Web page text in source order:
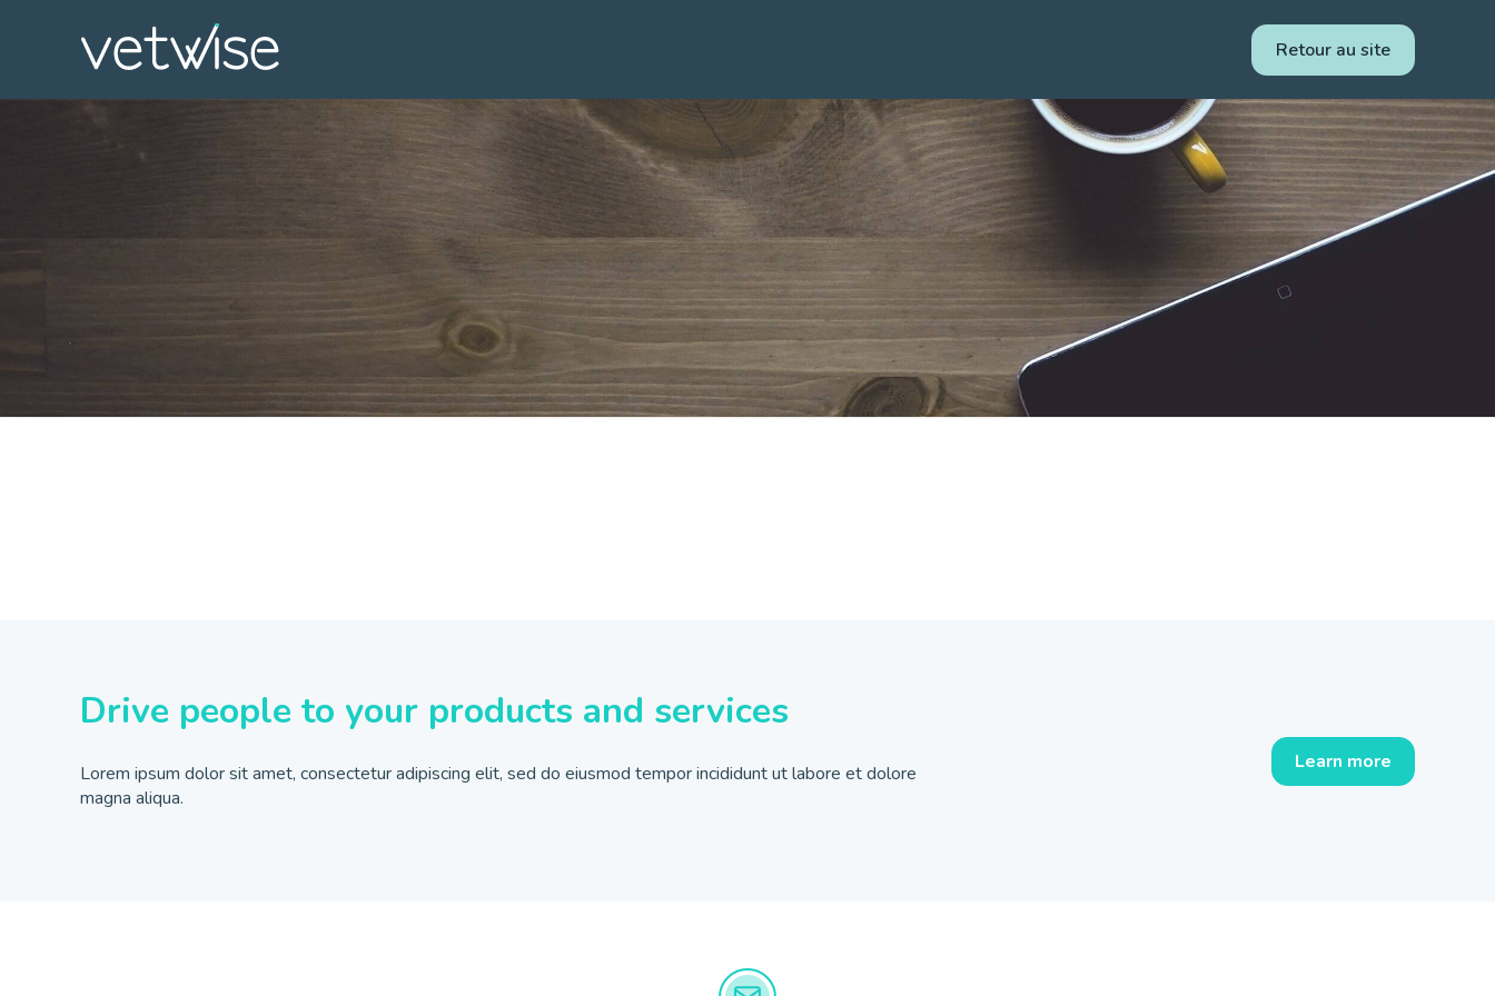
Retour au site
Drive people to your products and services
Lorem ipsum dolor sit amet, consectetur adipiscing elit, sed do eiusmod tempor incididunt ut labore et dolore
magna aliqua.
Learn more